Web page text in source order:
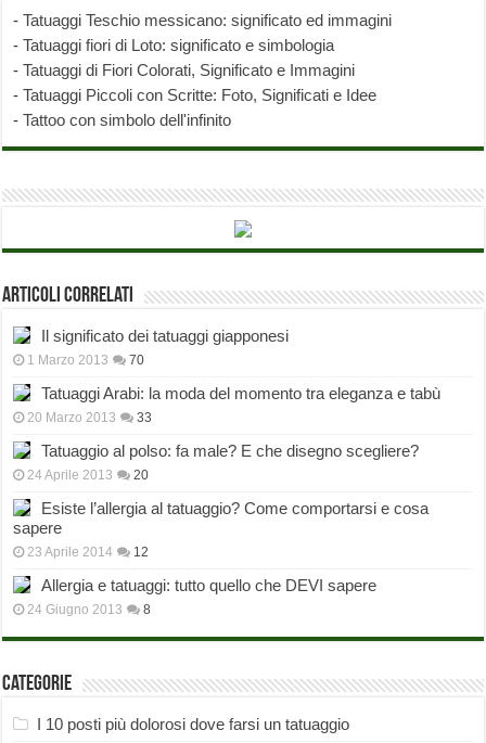
-Tatuaggi Teschio messicano: significato ed immagini
-Tatuaggi fiori di Loto: significato e simbologia
-Tatuaggi di Fiori Colorati, Significato e Immagini
-Tatuaggi Piccoli con Scritte: Foto, Significati e Idee
-Tattoo con simbolo dell'infinito
Articoli correlati
Il significato dei tatuaggi giapponesi
1 Marzo 2013 70
Tatuaggi Arabi: la moda del momento tra eleganza e tabù
20 Marzo 2013 33
Tatuaggio al polso: fa male? E che disegno scegliere?
24 Aprile 2013 20
Esiste l’allergia al tatuaggio? Come comportarsi e cosa
sapere
23 Aprile 2014 12
Allergia e tatuaggi: tutto quello che DEVI sapere
24 Giugno 2013 8
Categorie
I 10 posti più dolorosi dove farsi un tatuaggio